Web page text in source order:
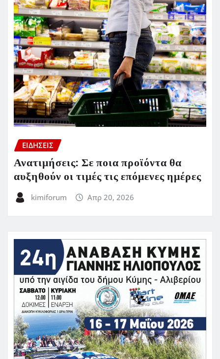
ΕΙΔΗΣΕΙΣ
Ανατιμήσεις: Σε ποια προϊόντα θα
αυξηθούν οι τιμές τις επόμενες ημέρες
kimiforum Απρ 20, 2026